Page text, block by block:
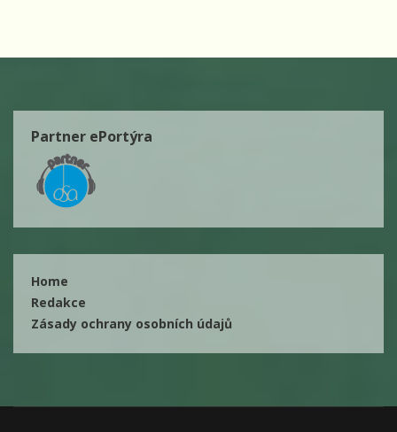
Partner ePortýra
Home
Redakce
Zásady ochrany osobních údajů